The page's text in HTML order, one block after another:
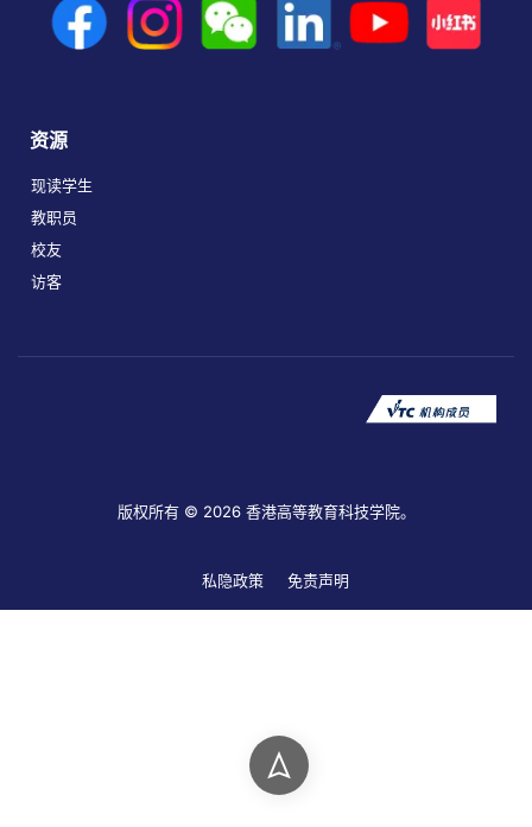
资源
现读学生
教职员
校友
访客
版权所有 © 2026 香港高等教育科技学院。
私隐政策 免责声明